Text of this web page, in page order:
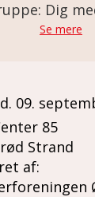
bold i et
i Jernløse
Tag
til hver
og vi passer
Dig
Se mere
09.
85
Strand
af: